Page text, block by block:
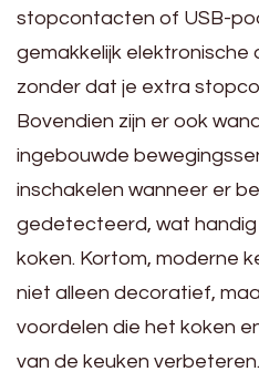
stopcontacten of USB-
gemakkelijk
zonder dat je extra
Bovendien zijn er ook
ingebouwde
inschakelen wanneer er
gedetecteerd, wat handig
koken. Kortom, moderne
niet alleen decoratief,
voordelen die het koken
van de keuken verbeteren.